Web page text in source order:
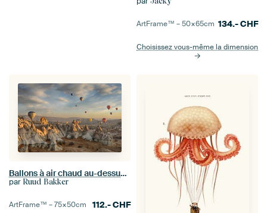
ArtFrame™ –50×65cm 134.-CHF
Choisissez vous-même la dimension
Ballons à air chaud au-dessus de la Cappadoce
par Ruud Bakker
ArtFrame™ –75×50cm 112.-CHF